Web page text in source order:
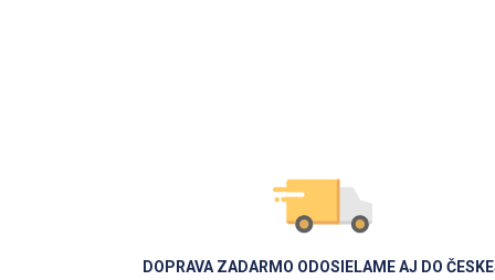
DOPRAVA ZADARMO ODOSIELAME AJ DO